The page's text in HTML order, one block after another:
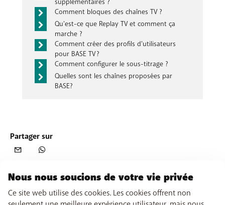
Le programme a été entièrement enregistré.
Le programme n'a pas été enregistré.
supplémentaires ?
Comment bloques des chaînes TV ?
Qu'est-ce que Replay TV et comment ça
marche ?
Comment créer des profils d'utilisateurs
pour BASE TV ?
Comment configurer le sous-titrage ?
Quelles sont les chaînes proposées par
BASE?
Partager sur
Nous nous soucions de votre vie privée
Ce site web utilise des cookies. Les cookies offrent non